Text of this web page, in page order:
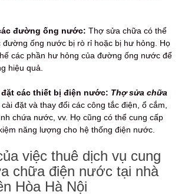
đường ống nước: Thợ sửa chữa có thể
đường ống nước bị rò rỉ hoặc bị hư hỏng. Họ
các phần hư hỏng của đường ống nước để
hiệu quả.
các thiết bị điện nước: Thợ sửa chữa
đặt và thay đổi các công tắc điện, ổ cắm,
chứa nước, vv. Họ cũng có thể cung cấp
năng lượng cho hệ thống điện nước.
việc thuê dịch vụ cung
chữa điện nước tại nhà
Hòa Hà Nội